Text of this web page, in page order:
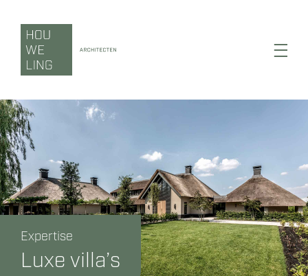
inhoud
Wonen
Werken
Zorgen
Expertise
Luxe villa’s